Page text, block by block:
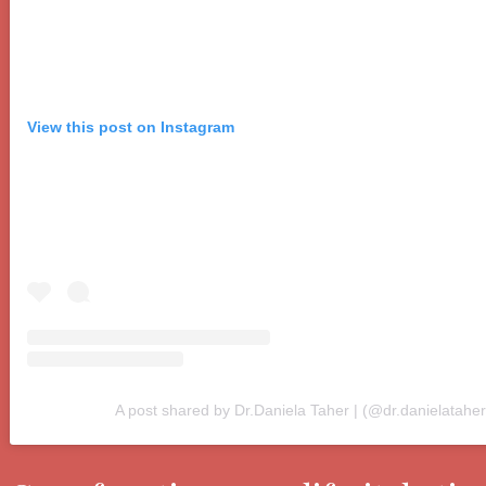
View this post on Instagram
A post shared by Dr.Daniela Taher |